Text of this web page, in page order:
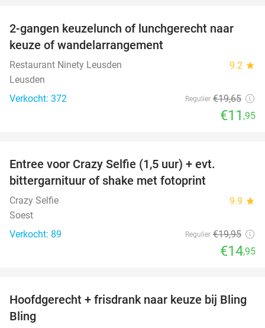
39%
2-gangen keuzelunch of lunchgerecht naar
keuze of wandelarrangement
Restaurant Ninety Leusden 9.2 star
Leusden
Verkocht: 372
Regulier €19,65
€11 ,95
Entree voor Crazy Selfie (1,5 uur) + evt.
bittergarnituur of shake met fotoprint
Crazy Selfie 9.9 star
Soest
Verkocht: 89
Regulier €19,95
€14,95
39%
Hoofdgerecht + frisdrank naar keuze bij Bling
Bling